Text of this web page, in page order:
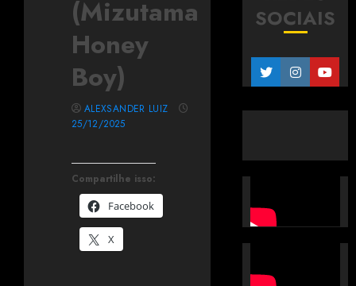
(Mizutama
Honey
Boy)
Compartilhe isso:
Facebook
X
ALEXSANDER LUIZ
25/12/2025
SOCIAIS